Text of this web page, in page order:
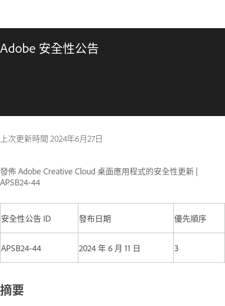
Adobe 安全性公告
上次更新時間 2024年6月27日
發佈 Adobe Creative Cloud 桌面應用程式的安全性更新 |
APSB24-44
安全性公告 ID 發布日期 優先順序
APSB24-44 2024 年 6 月 11 日 3
摘要